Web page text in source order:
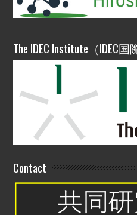
The IDEC Institute（IDEC
Contact